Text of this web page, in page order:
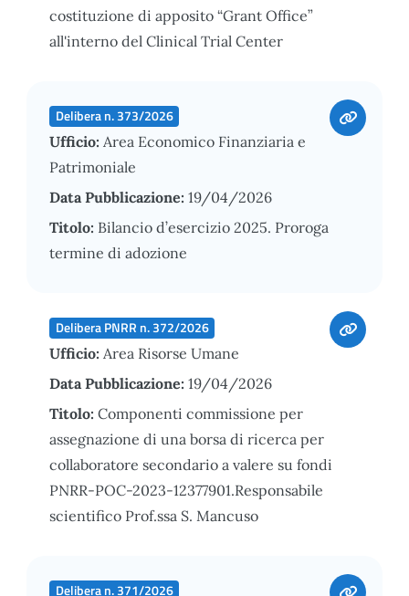
costituzione di apposito “Grant Office”
all'interno del Clinical Trial Center
Delibera n. 373/2026
Ufficio: Area Economico Finanziaria e
Patrimoniale
Data Pubblicazione: 19/04/2026
Titolo: Bilancio d’esercizio 2025. Proroga
termine di adozione
Delibera PNRR n. 372/2026
Ufficio: Area Risorse Umane
Data Pubblicazione: 19/04/2026
Titolo: Componenti commissione per
assegnazione di una borsa di ricerca per
collaboratore secondario a valere su fondi
PNRR-POC-2023-12377901.Responsabile
scientifico Prof.ssa S. Mancuso
Delibera n. 371/2026